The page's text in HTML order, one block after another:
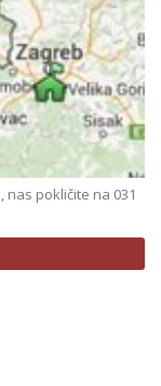
pokličite na 031